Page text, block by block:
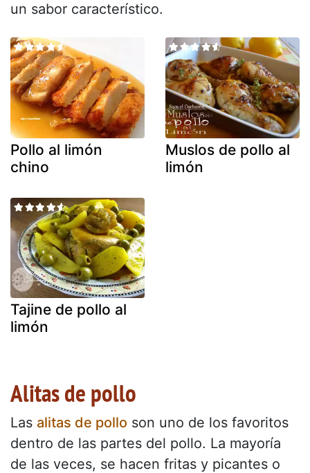
un sabor característico.
Pollo al limón
chino
Muslos de pollo al
limón
Tajine de pollo al
limón
Alitas de pollo
Las alitas de pollo son uno de los favoritos
dentro de las partes del pollo. La mayoría
de las veces, se hacen fritas y picantes o